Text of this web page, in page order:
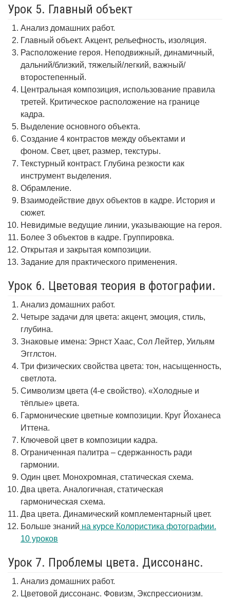
Урок 5. Главный объект
Анализ домашних работ.
Главный объект. Акцент, рельефность, изоляция.
Расположение героя. Неподвижный, динамичный,
дальний/близкий, тяжелый/легкий, важный/
второстепенный.
Центральная композиция, использование правила
третей. Критическое расположение на границе
кадра.
Выделение основного объекта.
Создание 4 контрастов между объектами и
фоном. Свет, цвет, размер, текстуры.
Текстурный контраст. Глубина резкости как
инструмент выделения.
Обрамление.
Взаимодействие двух объектов в кадре. История и
сюжет.
Невидимые ведущие линии, указывающие на героя.
Более 3 объектов в кадре. Группировка.
Открытая и закрытая композиции.
Задание для практического применения.
Урок 6. Цветовая теория в фотографии.
Анализ домашних работ.
Четыре задачи для цвета: акцент, эмоция, стиль,
глубина.
Знаковые имена: Эрнст Хаас, Сол Лейтер, Уильям
Эгглстон.
Три физических свойства цвета: тон, насыщенность,
светлота.
Символизм цвета (4-е свойство). «Холодные и
тёплые» цвета.
Гармонические цветные композиции. Круг Йоханеса
Иттена.
Ключевой цвет в композиции кадра.
Ограниченная палитра – сдержанность ради
гармонии.
Один цвет. Монохромная, статическая схема.
Два цвета. Аналогичная, статическая
гармоническая схема.
Два цвета. Динамический комплементарный цвет.
Больше знаний на курсе Колористика фотографии.
10 уроков
Урок 7. Проблемы цвета. Диссонанс.
Анализ домашних работ.
Цветовой диссонанс. Фовизм, Экспрессионизм.